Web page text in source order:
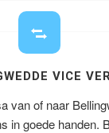
VICE
van of naar
in goede handen.